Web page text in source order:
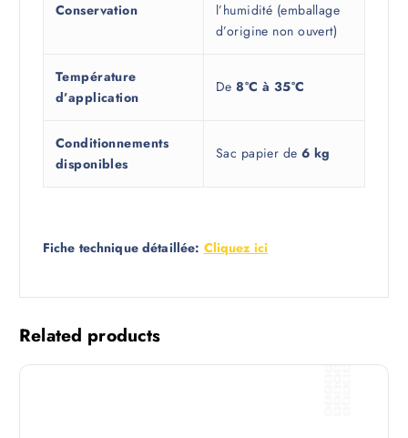
Conservation
l’humidité (emballage
d’origine non ouvert)
Température
d’application
De8°C à 35°C
Conditionnements
disponibles
Sac papier de6 kg
Fiche technique détaillée: Cliquez ici
Related products